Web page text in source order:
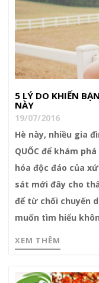
5 LÝ DO KHIẾN
NÀY
19/07/2016
Hè này, nhiều gia
QUỐC để khám
hóa độc đáo của
sát mới đây cho
để từ chối chuyến
muốn tìm hiểu
XEM THÊM